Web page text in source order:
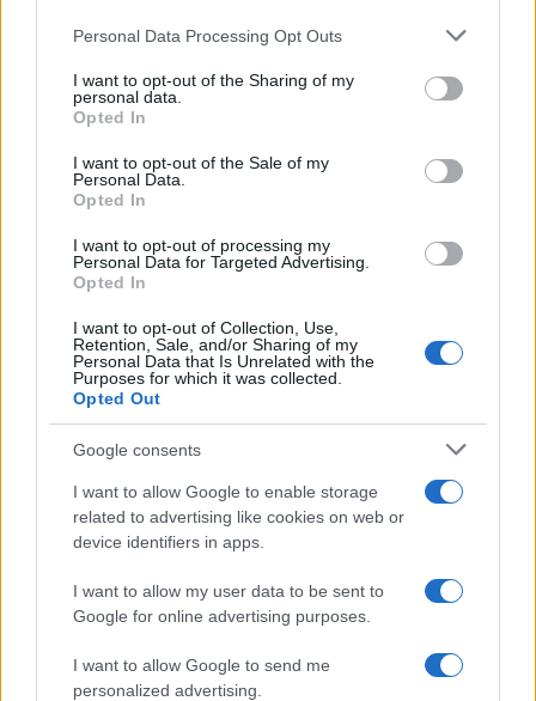
Please note that this website/app uses one or more Google
not limited to your visit or usage behaviour. You may click to
grant or deny consent to Google and its third-party tags to
use your data for below specified purposes in below Google
consent section.
Personal Data Processing Opt Outs
I want to opt-out of the Sharing of my
personal data.
Opted In
I want to opt-out of the Sale of my
Personal Data.
Opted In
I want to opt-out of processing my
Personal Data for Targeted Advertising.
Opted In
I want to opt-out of Collection, Use,
Retention, Sale, and/or Sharing of my
Personal Data that Is Unrelated with the
Purposes for which it was collected.
Opted Out
Google consents
I want to allow Google to enable storage
related to advertising like cookies on web or
device identifiers in apps.
I want to allow my user data to be sent to
Google for online advertising purposes.
I want to allow Google to send me
personalized advertising.
Continua a leggere
Come ottenere labbra perfette con il metodo gym lips
Cristian Castiglioni · 7 Ago 2026